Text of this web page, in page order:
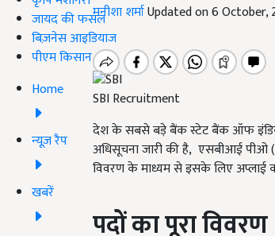
जायद की फसल
बिज़नेस आइडियाज
पीएम किसान
Home
न्यूज़ रैप
खबरें
मनीशा शर्माUpdated on 6 October,
SBI Recruitment
देश के सबसे बड़े बैंक स्टेट बैंक ऑफ
अधिसूचना जारी की है, एसबीआई पीओ
विवरण के माध्यम से इसके लिए अप्लाई
पदों का पूरा विवरण